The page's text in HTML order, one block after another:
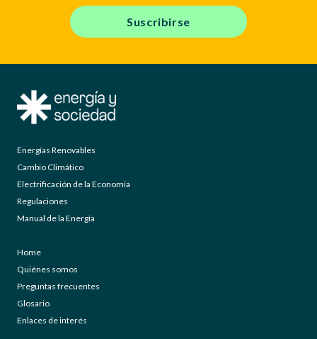
Suscribirse
Energías Renovables
Cambio Climático
Electrificación de la Economía
Regulaciones
Manual de la Energía
Home
Quiénes somos
Preguntas frecuentes
Glosario
Enlaces de interés